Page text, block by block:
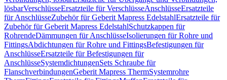
lösbarVerschlüsseErsatzteile für VerschlüsseAnschlüsseErsatzteile
für AnschlüsseZubehör für Geberit Mapress EdelstahlErsatzteile für
Zubehör für Geberit Mapress EdelstahlSchutzkappen für
RohrendeDämmungen für AnschlüsseIsolierungen für Rohre und
FittingsAbdichtungen für Rohre und FittingsBefestigungen für
AnschlüsseErsatzteile für Befestigungen für
AnschlüsseSystemdichtungenSets Schraube für
FlanschverbindungenGeberit Mapress ThermSystemrohre